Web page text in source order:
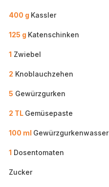
400 g Kassler
125 g Katenschinken
1 Zwiebel
2 Knoblauchzehen
5 Gewürzgurken
2 TL Gemüsepaste
100 ml Gewürzgurkenwasser
1 Dosentomaten
Zucker